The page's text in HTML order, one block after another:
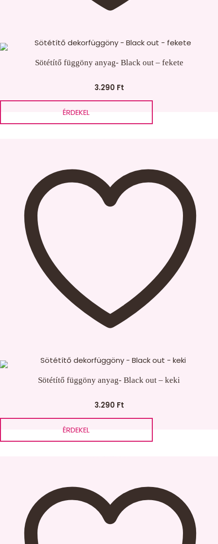
Sötétítő függöny anyag- Black out – fekete
3.290 Ft
ÉRDEKEL
Sötétítő függöny anyag- Black out – keki
3.290 Ft
ÉRDEKEL